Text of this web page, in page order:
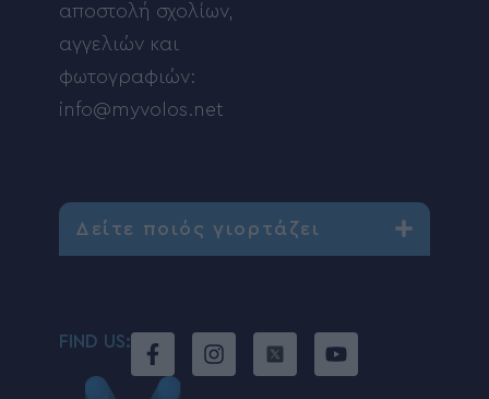
αποστολή σχολίων,
αγγελιών και
φωτογραφιών:
info@myvolos.net
Δείτε ποιός γιορτάζει
FIND US: